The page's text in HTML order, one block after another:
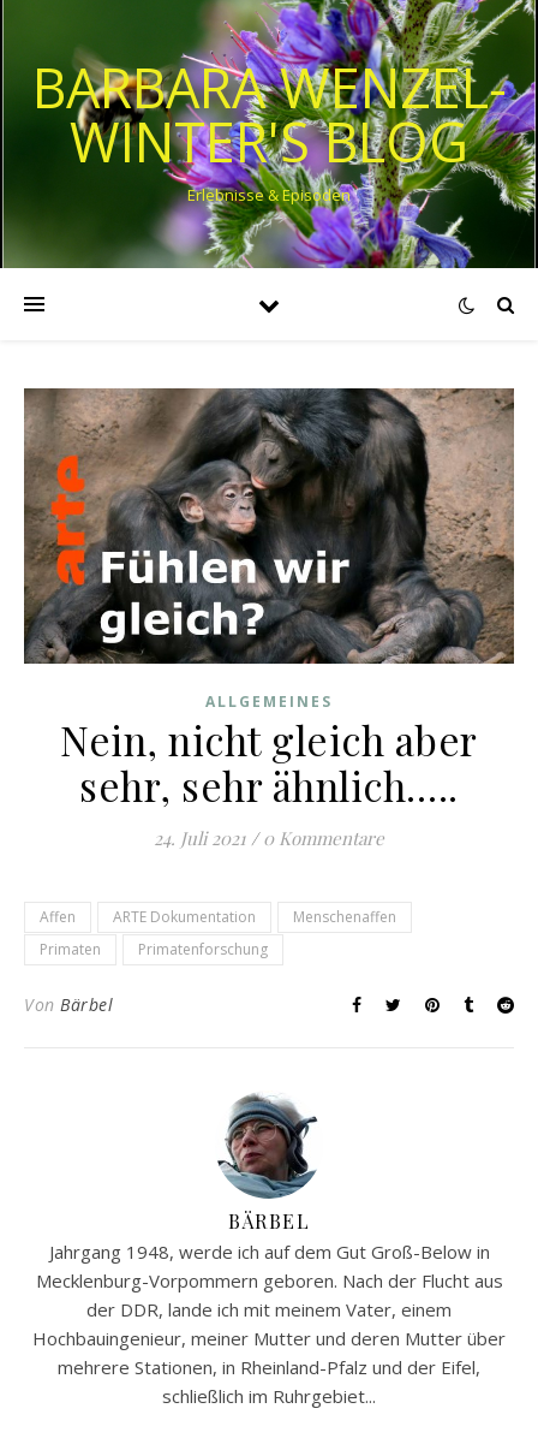
BARBARA WENZEL-
WINTER'S BLOG
Erlebnisse & Episoden
ALLGEMEINES
Nein, nicht gleich aber
sehr, sehr ähnlich…..
24. Juli 2021 / 0 Kommentare
Affen ARTE Dokumentation
Menschenaffen
Primaten
Primatenforschung
Von Bärbel
BÄRBEL
Jahrgang 1948, werde ich auf dem Gut Groß-Below in
Mecklenburg-Vorpommern geboren. Nach der Flucht aus
der DDR, lande ich mit meinem Vater, einem
Hochbauingenieur, meiner Mutter und deren Mutter über
mehrere Stationen, in Rheinland-Pfalz und der Eifel,
schließlich im Ruhrgebiet...